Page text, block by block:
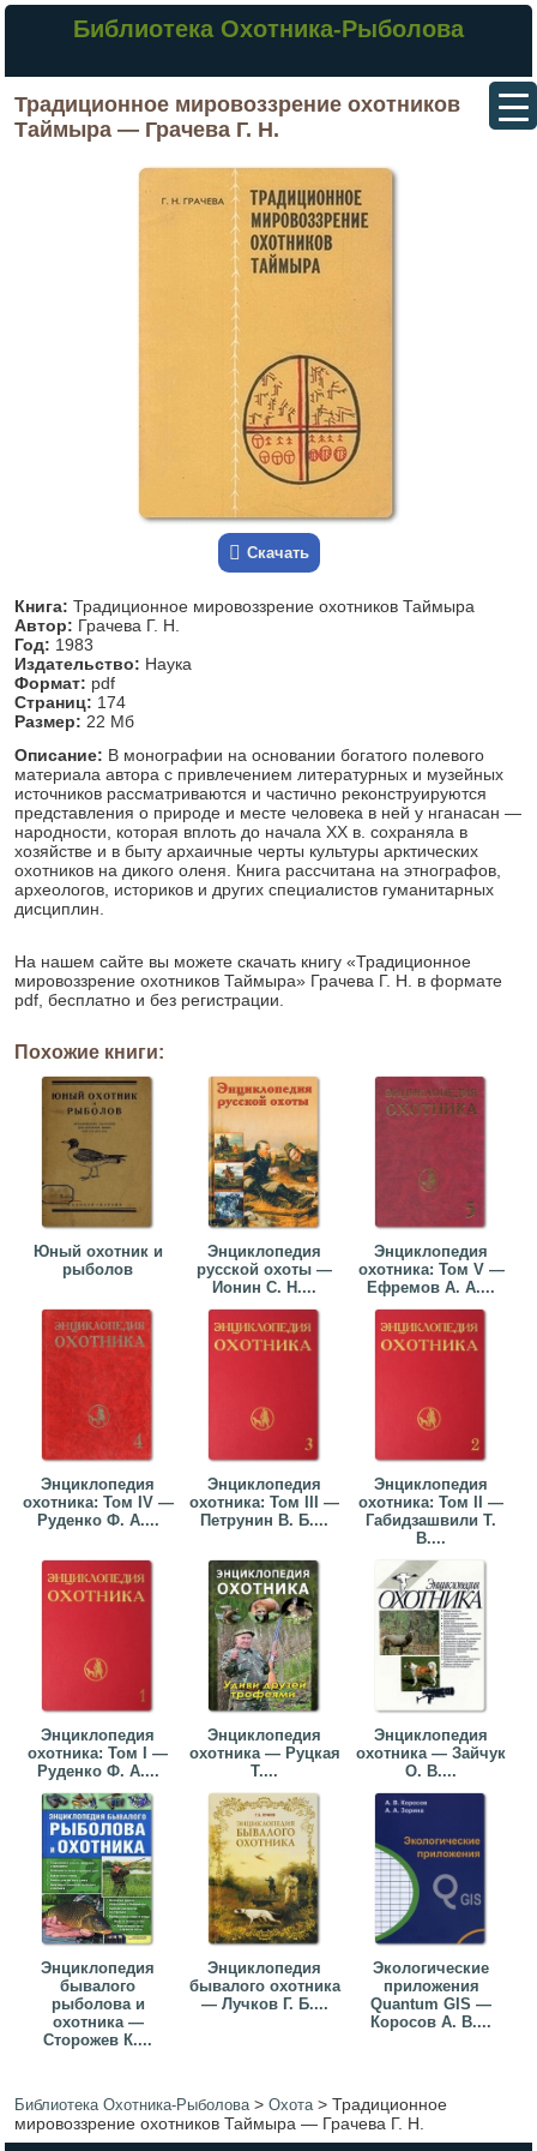
Библиотека Охотника-Рыболова
Традиционное мировоззрение охотников
Таймыра — Грачева Г. Н.
Скачать
Книга: Традиционное мировоззрение охотников Таймыра
Автор: Грачева Г. Н.
Год: 1983
Издательство: Наука
Формат: pdf
Страниц: 174
Размер: 22 Мб
Описание: В монографии на основании богатого полевого
материала автора с привлечением литературных и музейных
источников рассматриваются и частично реконструируются
представления о природе и месте человека в ней у нганасан —
народности, которая вплоть до начала XX в. сохраняла в
хозяйстве и в быту архаичные черты культуры арктических
охотников на дикого оленя. Книга рассчитана на этнографов,
археологов, историков и других специалистов гуманитарных
дисциплин.
На нашем сайте вы можете скачать книгу «Традиционное
мировоззрение охотников Таймыра» Грачева Г. Н. в формате
pdf, бесплатно и без регистрации.
Похожие книги:
Юный охотник и
рыболов
Энциклопедия
русской охоты —
Ионин С. Н....
Энциклопедия
охотника: Том V —
Ефремов А. А....
Энциклопедия
охотника: Том IV —
Руденко Ф. А....
Энциклопедия
охотника: Том III —
Петрунин В. Б....
Энциклопедия
охотника: Том II —
Габидзашвили Т.
В....
Энциклопедия
охотника: Том I —
Руденко Ф. А....
Энциклопедия
охотника — Руцкая
Т....
Энциклопедия
охотника — Зайчук
О. В....
Энциклопедия
бывалого
рыболова и
охотника —
Сторожев К....
Энциклопедия
бывалого охотника
— Лучков Г. Б....
Экологические
приложения
Quantum GIS —
Коросов А. В....
Библиотека Охотника-Рыболова>Охота>Традиционное
мировоззрение охотников Таймыра — Грачева Г. Н.